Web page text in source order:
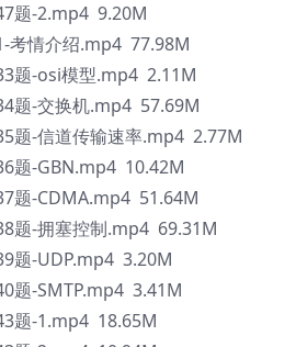
-2.mp4 9.20M
情介绍.mp4 77.98M
-osi模型.mp4 2.11M
-交换机.mp4 57.69M
-信道传输速率.mp4 2.77M
-GBN.mp4 10.42M
-CDMA.mp4 51.64M
-拥塞控制.mp4 69.31M
-UDP.mp4 3.20M
-SMTP.mp4 3.41M
-1.mp4 18.65M